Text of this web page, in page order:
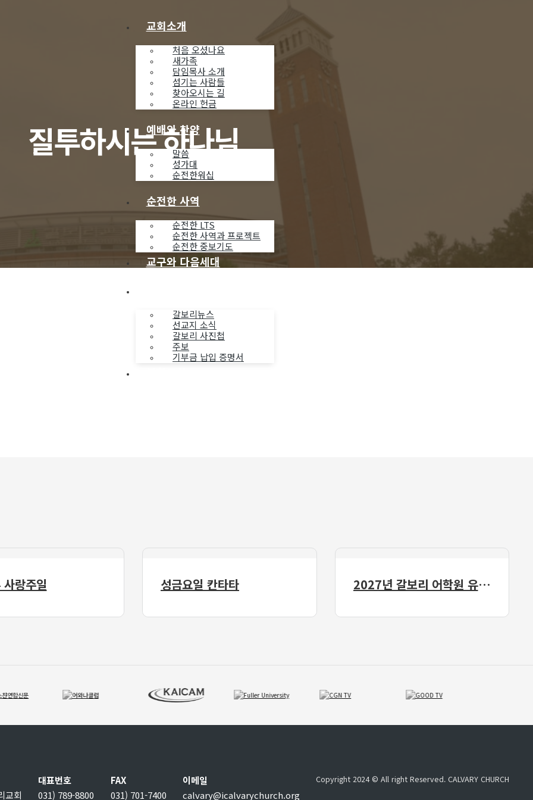
교회소개
처음 오셨나요
새가족
담임목사 소개
섬기는 사람들
찾아오시는 길
온라인 헌금
예배와 찬양
말씀
성가대
순전한워십
순전한 사역
순전한 LTS
순전한 사역과 프로젝트
순전한 중보기도
교구와 다음세대
갈보리뉴스
선교지 소식
갈보리 사진첩
주보
기부금 납입 증명서
질투하시는 하나님
랑주일 성금요일 칸타타 2027년 갈보리 어학원 유치부 신입생 모집
교회
대표번호
031) 789-8800
FAX
031) 701-7400
이메일
calvary@icalvarychurch.org
Copyright 2024 © All right Reserved. CALVARY CHURCH